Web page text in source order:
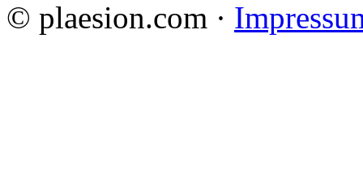
© plaesion.com ·